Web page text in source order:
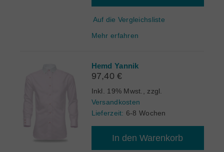
Auf die Vergleichsliste
Mehr erfahren
Hemd Yannik
97,40 €
Inkl. 19% Mwst.
zzgl.
Versandkosten
Lieferzeit: 6-8 Wochen
In den Warenkorb